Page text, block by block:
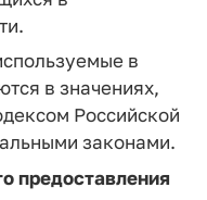
в
в значениях,
Российской
законами.
предоставления